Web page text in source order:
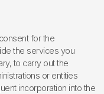
for the
the services you
to carry out the
or entities
incorporation into the